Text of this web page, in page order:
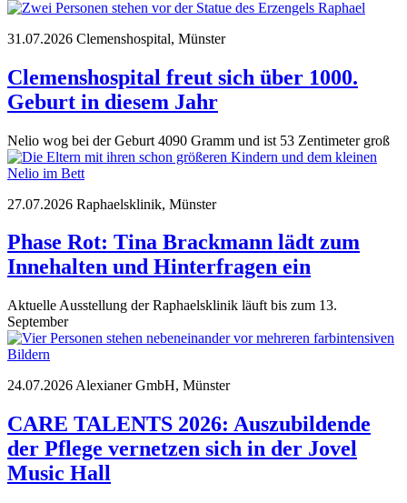
31.07.2026 Clemenshospital, Münster
Clemenshospital freut sich über 1000.
Geburt in diesem Jahr
Nelio wog bei der Geburt 4090 Gramm und ist 53 Zentimeter groß
27.07.2026 Raphaelsklinik, Münster
Phase Rot: Tina Brackmann lädt zum
Innehalten und Hinterfragen ein
Aktuelle Ausstellung der Raphaelsklinik läuft bis zum 13.
September
24.07.2026 Alexianer GmbH, Münster
CARE TALENTS 2026: Auszubildende
der Pflege vernetzen sich in der Jovel
Music Hall